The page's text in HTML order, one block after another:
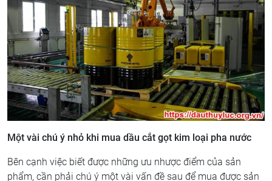
Một vài chú ý nhỏ khi mua dầu cắt gọt kim loại pha nước
Bên cạnh việc biết được những ưu nhược điểm của sản
phẩm, cần phải chú ý một vài vấn đề sau để mua được sản